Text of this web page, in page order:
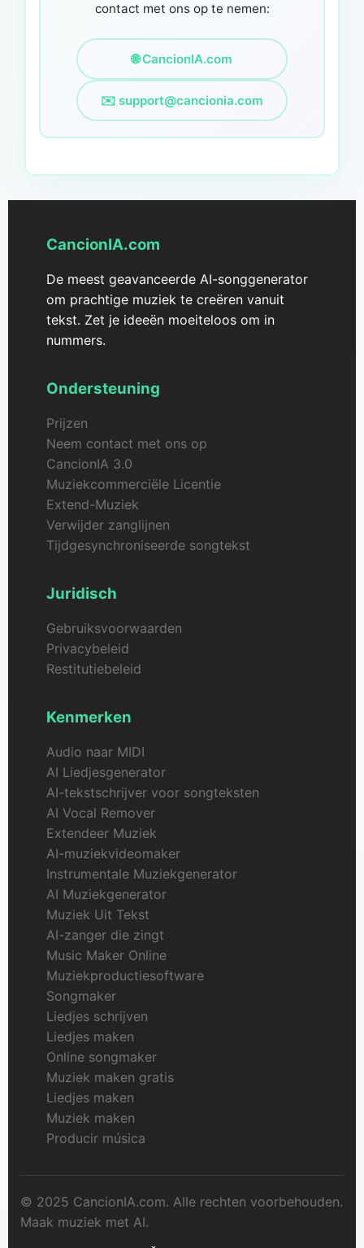
contact met ons op te nemen:
🌐 CancionIA.com
✉️ support@cancionia.com
CancionIA.com
De meest geavanceerde AI-songgenerator
om prachtige muziek te creëren vanuit
tekst. Zet je ideeën moeiteloos om in
nummers.
Ondersteuning
Prijzen
Neem contact met ons op
CancionIA 3.0
Muziekcommerciële Licentie
Extend-Muziek
Verwijder zanglijnen
Tijdgesynchroniseerde songtekst
Juridisch
Gebruiksvoorwaarden
Privacybeleid
Restitutiebeleid
Kenmerken
Audio naar MIDI
AI Liedjesgenerator
AI-tekstschrijver voor songteksten
AI Vocal Remover
Extendeer Muziek
AI-muziekvideomaker
Instrumentale Muziekgenerator
AI Muziekgenerator
Muziek Uit Tekst
AI-zanger die zingt
Music Maker Online
Muziekproductiesoftware
Songmaker
Liedjes schrijven
Liedjes maken
Online songmaker
Muziek maken gratis
Liedjes maken
Muziek maken
Producir música
© 2025 CancionIA.com. Alle rechten voorbehouden.
Maak muziek met AI.